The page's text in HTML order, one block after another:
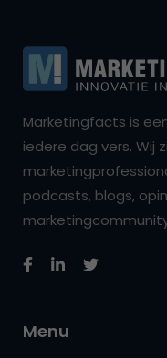
Marketingfacts is
iedere dag vers. Wij
podcasts, blogs,
Menu